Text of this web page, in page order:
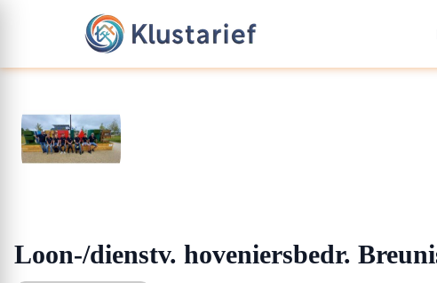
Loon-/dienstv. hoveniersbedr.